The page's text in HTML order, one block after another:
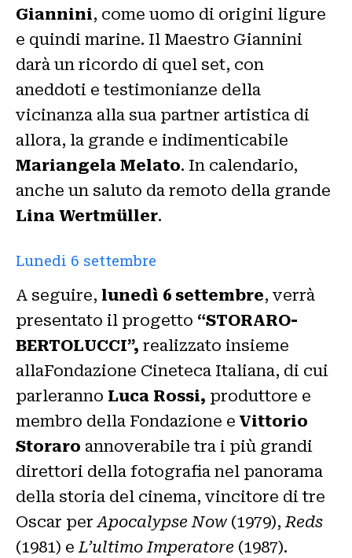
Giannini, come uomo di origini ligure
e quindi marine. Il Maestro Giannini
darà un ricordo di quel set, con
aneddoti e testimonianze della
vicinanza alla sua partner artistica di
allora, la grande e indimenticabile
Mariangela Melato. In calendario,
anche un saluto da remoto della grande
Lina Wertmüller.
Lunedi 6 settembre
A seguire, lunedì 6 settembre, verrà
presentato il progetto “STORARO-
BERTOLUCCI”, realizzato insieme
allaFondazione Cineteca Italiana, di cui
parleranno Luca Rossi, produttore e
membro della Fondazione e Vittorio
Storaro annoverabile tra i più grandi
direttori della fotografia nel panorama
della storia del cinema, vincitore di tre
Oscar perApocalypse Now (1979),Reds
(1981) eL’ultimo Imperatore (1987).